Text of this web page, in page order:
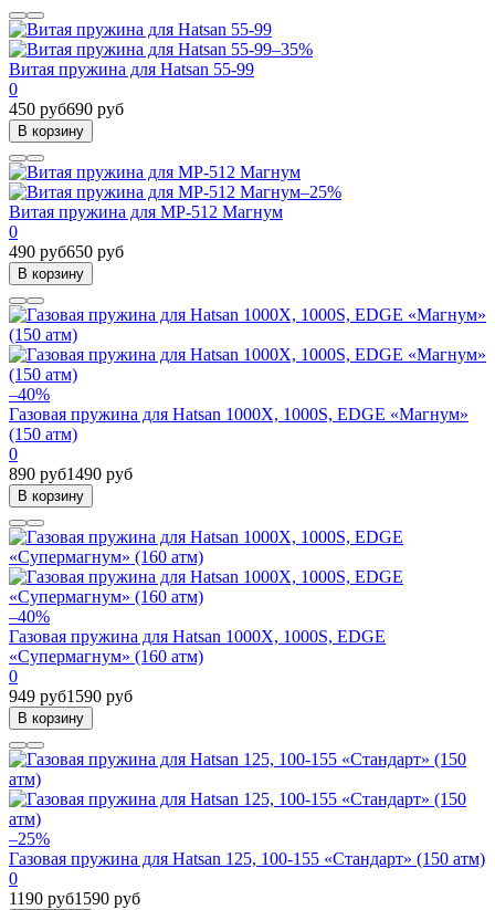
–35%
Витая пружина для Hatsan 55-99
0
450 руб690 руб
В корзину
–25%
Витая пружина для МР-512 Магнум
0
490 руб650 руб
В корзину
–40%
Газовая пружина для Hatsan 1000X, 1000S, EDGE «Магнум»
(150 атм)
0
890 руб1490 руб
В корзину
–40%
Газовая пружина для Hatsan 1000X, 1000S, EDGE
«Супермагнум» (160 атм)
0
949 руб1590 руб
В корзину
–25%
Газовая пружина для Hatsan 125, 100-155 «Стандарт» (150 атм)
0
1190 руб1590 руб